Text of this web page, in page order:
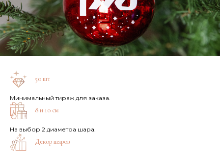
50 шт
Минимальный тираж для заказа.
8 и 10 см
На выбор 2 диаметра шара.
Декор шаров